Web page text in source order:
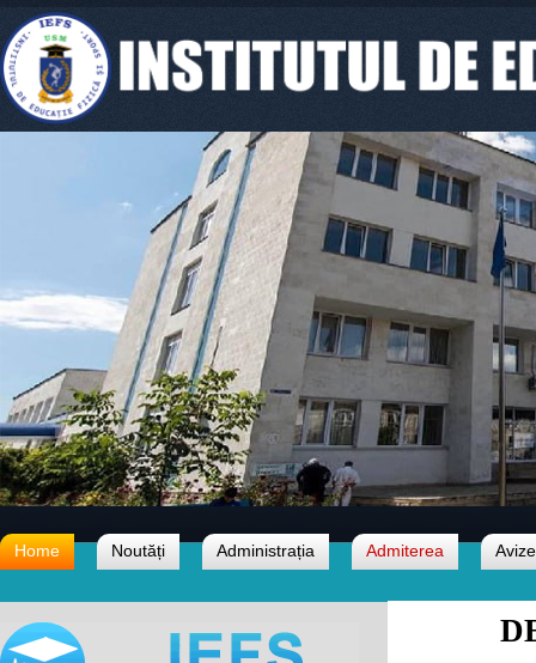
Home Noutăți Administrația Admiterea Avize